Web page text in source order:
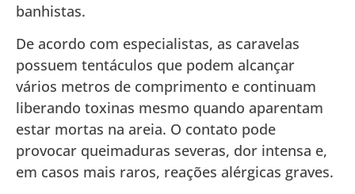
banhistas.
De acordo com especialistas, as caravelas
possuem tentáculos que podem alcançar
vários metros de comprimento e continuam
liberando toxinas mesmo quando aparentam
estar mortas na areia. O contato pode
provocar queimaduras severas, dor intensa e,
em casos mais raros, reações alérgicas graves.